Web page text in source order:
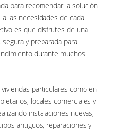
para recomendar la solución
las necesidades de cada
es que disfrutes de una
y preparada para
durante muchos
particulares como en
locales comerciales y
instalaciones nuevas,
antiguos, reparaciones y